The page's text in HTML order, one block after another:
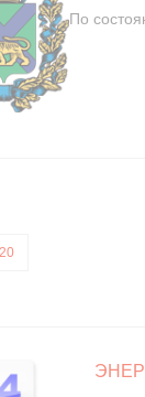
По